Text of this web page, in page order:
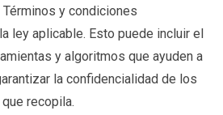
Términos y condiciones
ley aplicable. Esto puede incluir el
y algoritmos que ayuden a
la confidencialidad de los
recopila.